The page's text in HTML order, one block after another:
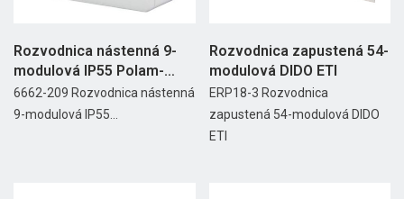
Rozvodnica nástenná 9-
modulová IP55 Polam-
Nakło
6662-209 Rozvodnica nástenná
9-modulová IP55...
Rozvodnica zapustená 54-
modulová DIDO ETI
ERP18-3 Rozvodnica
zapustená 54-modulová DIDO
ETI